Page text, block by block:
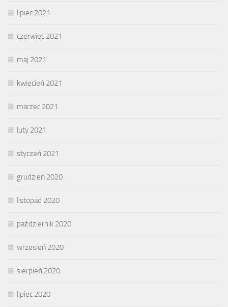
lipiec 2021
czerwiec 2021
maj 2021
kwiecień 2021
marzec 2021
luty 2021
styczeń 2021
grudzień 2020
listopad 2020
październik 2020
wrzesień 2020
sierpień 2020
lipiec 2020